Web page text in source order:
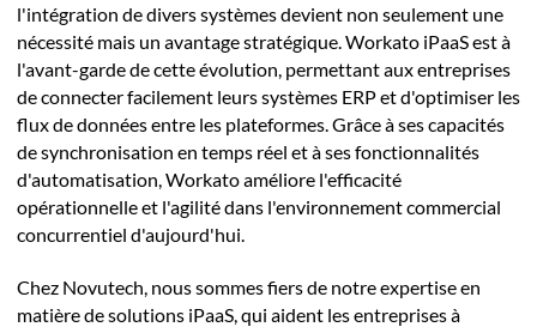
l'intégration de divers systèmes devient non seulement une
nécessité mais un avantage stratégique. Workato iPaaS est à
l'avant-garde de cette évolution, permettant aux entreprises
de connecter facilement leurs systèmes ERP et d'optimiser les
flux de données entre les plateformes. Grâce à ses capacités
de synchronisation en temps réel et à ses fonctionnalités
d'automatisation, Workato améliore l'efficacité
opérationnelle et l'agilité dans l'environnement commercial
concurrentiel d'aujourd'hui.
Chez Novutech, nous sommes fiers de notre expertise en
matière de solutions iPaaS, qui aident les entreprises à